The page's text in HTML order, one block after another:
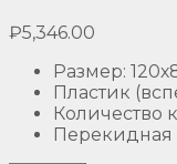
₽5,346.00
Размер:
Пластик
Количество
Перекидная